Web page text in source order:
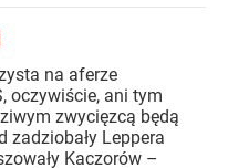
na aferze
oczywiście, ani tym
zwycięzcą będą
zadziobały Leppera
Kaczorów –